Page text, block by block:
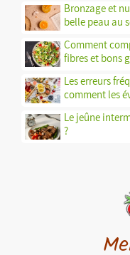
Bronzage et
belle peau au
Comment
fibres et bons
Les erreurs
comment les
Le jeûne
?